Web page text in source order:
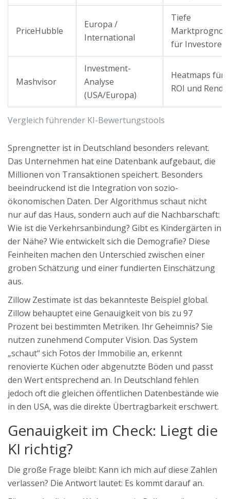
Vergleich führender KI-Bewertungstools
PriceHubble
Europa /
International
Tiefe
für Investoren
Mashvisor
Investment-
Analyse
(USA/Europa)
Heatmaps für
ROI und
Sprengnetter ist in Deutschland besonders relevant.
Das Unternehmen hat eine Datenbank aufgebaut, die
Millionen von Transaktionen speichert. Besonders
beeindruckend ist die Integration von sozio-
ökonomischen Daten. Der Algorithmus schaut nicht
nur auf das Haus, sondern auch auf die Nachbarschaft:
Wie ist die Verkehrsanbindung? Gibt es Kindergärten in
der Nähe? Wie entwickelt sich die Demografie? Diese
Feinheiten machen den Unterschied zwischen einer
groben Schätzung und einer fundierten Einschätzung
aus.
Zillow Zestimate ist das bekannteste Beispiel global.
Zillow behauptet eine Genauigkeit von bis zu 97
Prozent bei bestimmten Metriken. Ihr Geheimnis? Sie
nutzen zunehmend Computer Vision. Das System
„schaut“ sich Fotos der Immobilie an, erkennt
renovierte Küchen oder abgenutzte Böden und passt
den Wert entsprechend an. In Deutschland fehlen
jedoch oft die gleichen öffentlichen Datenbestände wie
in den USA, was die direkte Übertragbarkeit erschwert.
Genauigkeit im Check: Liegt die
KI richtig?
Die große Frage bleibt: Kann ich mich auf diese Zahlen
verlassen? Die Antwort lautet: Es kommt darauf an.